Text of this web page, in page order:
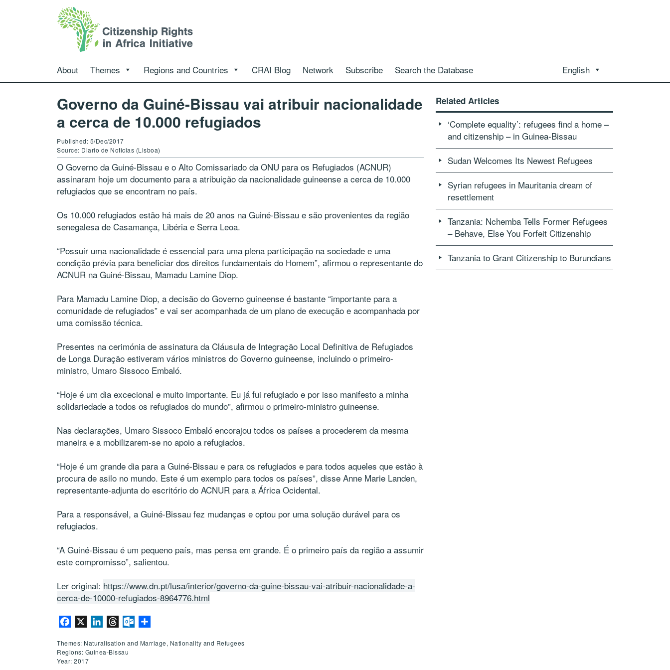
About Themes Regions and Countries CRAI Blog Network Subscribe Search the Database English
Governo da Guiné-Bissau vai atribuir nacionalidade
a cerca de 10.000 refugiados
Published: 5/Dec/2017
Source: Diario de Noticias (Lisboa)
O Governo da Guiné-Bissau e o Alto Comissariado da ONU para os Refugiados (ACNUR)
assinaram hoje um documento para a atribuição da nacionalidade guineense a cerca de 10.000
refugiados que se encontram no país.
Os 10.000 refugiados estão há mais de 20 anos na Guiné-Bissau e são provenientes da região
senegalesa de Casamança, Libéria e Serra Leoa.
“Possuir uma nacionalidade é essencial para uma plena participação na sociedade e uma
condição prévia para beneficiar dos direitos fundamentais do Homem”, afirmou o representante do
ACNUR na Guiné-Bissau, Mamadu Lamine Diop.
Para Mamadu Lamine Diop, a decisão do Governo guineense é bastante “importante para a
comunidade de refugiados” e vai ser acompanhada de um plano de execução e acompanhada por
uma comissão técnica.
Presentes na cerimónia de assinatura da Cláusula de Integração Local Definitiva de Refugiados
de Longa Duração estiveram vários ministros do Governo guineense, incluindo o primeiro-
ministro, Umaro Sissoco Embaló.
“Hoje é um dia excecional e muito importante. Eu já fui refugiado e por isso manifesto a minha
solidariedade a todos os refugiados do mundo”, afirmou o primeiro-ministro guineense.
Nas declarações, Umaro Sissoco Embaló encorajou todos os países a procederem da mesma
maneira e a mobilizarem-se no apoio a refugiados.
“Hoje é um grande dia para a Guiné-Bissau e para os refugiados e para todos aqueles que estão à
procura de asilo no mundo. Este é um exemplo para todos os países”, disse Anne Marie Landen,
representante-adjunta do escritório do ACNUR para a África Ocidental.
Para a responsável, a Guiné-Bissau fez mudanças e optou por uma solução durável para os
refugiados.
“A Guiné-Bissau é um pequeno país, mas pensa em grande. É o primeiro país da região a assumir
este compromisso”, salientou.
Ler original: https://www.dn.pt/lusa/interior/governo-da-guine-bissau-vai-atribuir-nacionalidade-a-
cerca-de-10000-refugiados-8964776.html
Facebook LinkedInThreadsOutlook.com
Themes: Naturalisation and Marriage, Nationality and Refugees
Regions: Guinea-Bissau
Year: 2017
Related Articles
‘Complete equality’: refugees find a home –
and citizenship – in Guinea-Bissau
Sudan Welcomes Its Newest Refugees
Syrian refugees in Mauritania dream of
resettlement
Tanzania: Nchemba Tells Former Refugees
– Behave, Else You Forfeit Citizenship
Tanzania to Grant Citizenship to Burundians